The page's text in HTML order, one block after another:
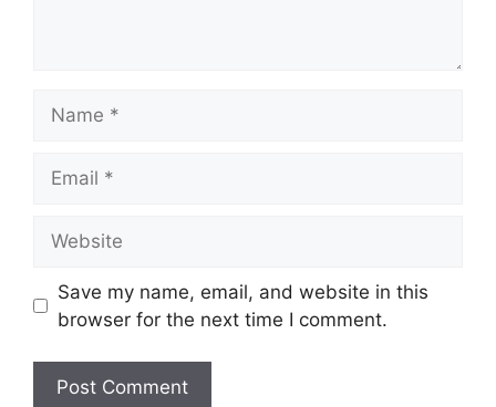
Save my name, email, and website in this
browser for the next time I comment.